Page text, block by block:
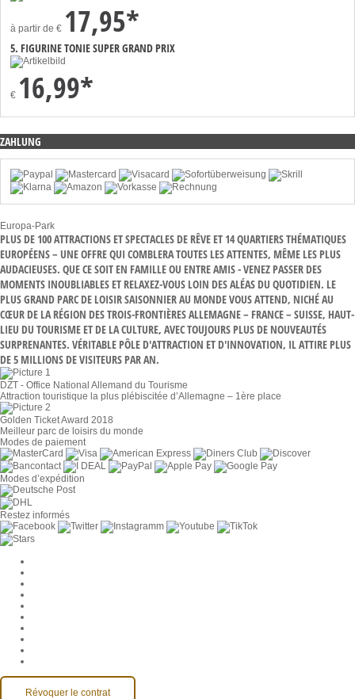
à partir de € 17,95*
5. FIGURINE TONIE SUPER GRAND PRIX
€ 16,99*
ZAHLUNG
Europa-Park
PLUS DE 100 ATTRACTIONS ET SPECTACLES DE RÊVE ET 14 QUARTIERS THÉMATIQUES
EUROPÉENS – UNE OFFRE QUI COMBLERA TOUTES LES ATTENTES, MÊME LES PLUS
AUDACIEUSES. QUE CE SOIT EN FAMILLE OU ENTRE AMIS - VENEZ PASSER DES
MOMENTS INOUBLIABLES ET RELAXEZ-VOUS LOIN DES ALÉAS DU QUOTIDIEN. LE
PLUS GRAND PARC DE LOISIR SAISONNIER AU MONDE VOUS ATTEND, NICHÉ AU
CŒUR DE LA RÉGION DES TROIS-FRONTIÈRES ALLEMAGNE – FRANCE – SUISSE, HAUT-
LIEU DU TOURISME ET DE LA CULTURE, AVEC TOUJOURS PLUS DE NOUVEAUTÉS
SURPRENANTES. VÉRITABLE PÔLE D'ATTRACTION ET D'INNOVATION, IL ATTIRE PLUS
DE 5 MILLIONS DE VISITEURS PAR AN.
DZT - Office National Allemand du Tourisme
Attraction touristique la plus plébiscitée d’Allemagne – 1ère place
Golden Ticket Award 2018
Meilleur parc de loisirs du monde
Modes de paiement
Modes d’expédition
Restez informés
Révoquer le contrat